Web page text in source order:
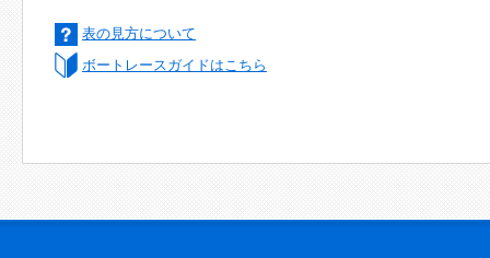
表の見方について
ボートレースガイドはこちら